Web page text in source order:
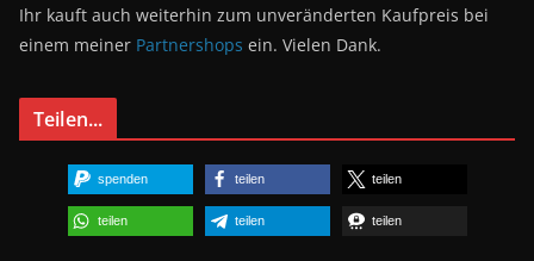
Ihr kauft auch weiterhin zum unveränderten Kaufpreis bei
einem meiner Partnershops ein. Vielen Dank.
Teilen...
spenden teilen teilen
teilen teilen teilen